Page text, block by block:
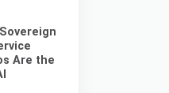
Are the